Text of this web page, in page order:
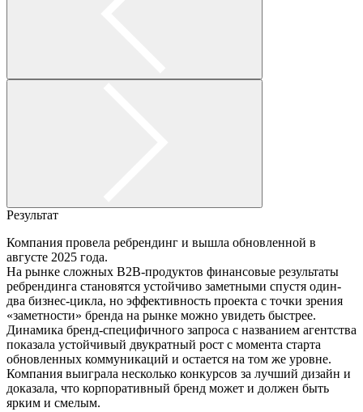
Результат
Компания провела ребрендинг и вышла обновленной в
августе 2025 года.
На рынке сложных B2B-продуктов финансовые результаты
ребрендинга становятся устойчиво заметными спустя один-
два бизнес-цикла, но эффективность проекта с точки зрения
«заметности» бренда на рынке можно увидеть быстрее.
Динамика бренд-специфичного запроса с названием агентства
показала устойчивый двукратный рост с момента старта
обновленных коммуникаций и остается на том же уровне.
Компания выиграла несколько конкурсов за лучший дизайн и
доказала, что корпоративный бренд может и должен быть
ярким и смелым.